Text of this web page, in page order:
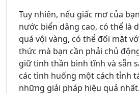
Tuy nhiên, nếu giấc mơ của
nước biển dâng cao, có thể là
quá vội vàng, có thể đối mặt
thức mà bạn cần phải chủ
giữ tinh thần bình tĩnh và sẵn
các tình huống một cách tỉnh
những giải pháp hiệu quả nhất.